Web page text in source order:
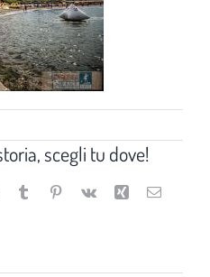
scegli tu dove!
TumblrPinterest
Vk Xing Email